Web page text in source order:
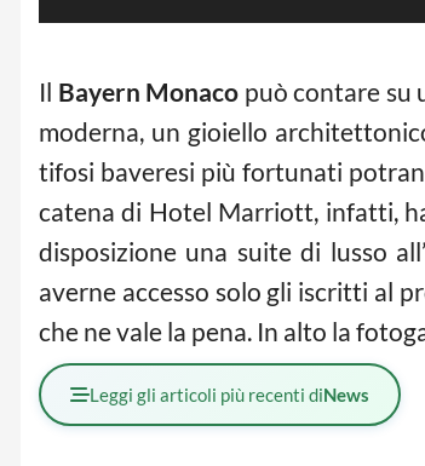
Il Bayern Monaco può contare su
moderna, un gioiello
tifosi baveresi più fortunati
catena di Hotel Marriott, infatti,
disposizione una suite di lusso
averne accesso solo gli iscritti al
che ne vale la pena. In alto la
Leggi gli articoli più recenti diNews